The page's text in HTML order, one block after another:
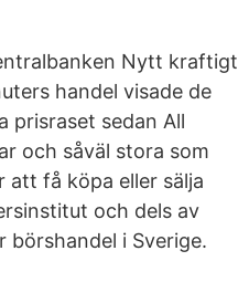
Nytt kraftigt
handel visade de
prisraset sedan All
och såväl stora som
att få köpa eller sälja
och dels av
börshandel i Sverige.